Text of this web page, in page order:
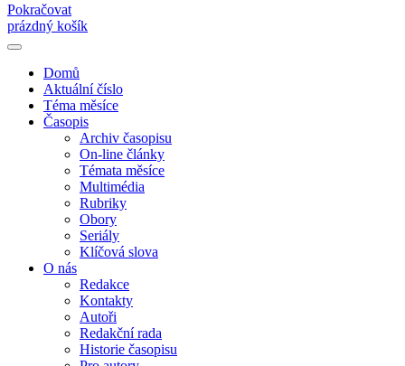
Pokračovat
prázdný košík
Domů
Aktuální číslo
Téma měsíce
Časopis
Archiv časopisu
On-line články
Témata měsíce
Multimédia
Rubriky
Obory
Seriály
Klíčová slova
O nás
Redakce
Kontakty
Autoři
Redakční rada
Historie časopisu